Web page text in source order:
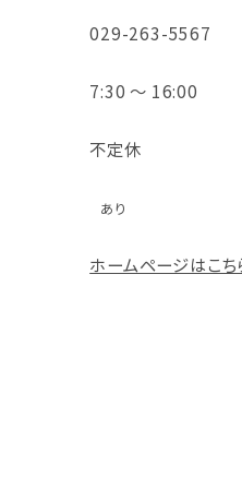
029-263-5567
7:30 ～ 16:00
不定休
あり
ホームページはこち